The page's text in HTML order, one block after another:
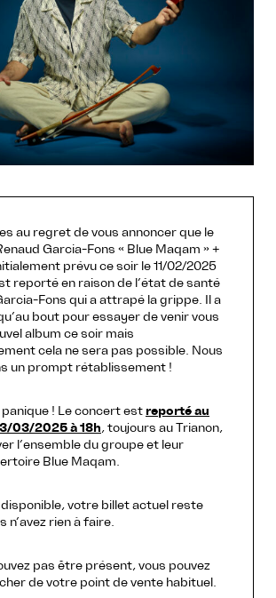
au regret de vous annoncer que le
Garcia-Fons « Blue Maqam » +
prévu ce soir le 11/02/2025
reporté en raison de l’état de santé
Fons qui a attrapé la grippe. Il a
bout pour essayer de venir vous
album ce soir mais
cela ne sera pas possible. Nous
un prompt rétablissement !
! Le concert est reporté au
03/2025 à 18h, toujours au Trianon,
l’ensemble du groupe et leur
Blue Maqam.
votre billet actuel reste
n’avez rien à faire.
pas être présent, vous pouvez
de votre point de vente habituel.